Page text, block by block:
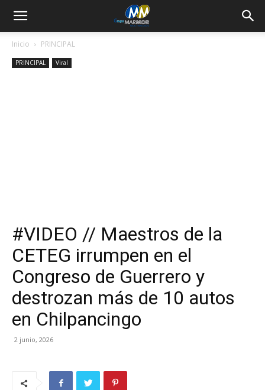
Inicio PRINCIPAL
PRINCIPAL Viral
#VIDEO // Maestros de la
CETEG irrumpen en el
Congreso de Guerrero y
destrozan más de 10 autos
en Chilpancingo
2 junio, 2026